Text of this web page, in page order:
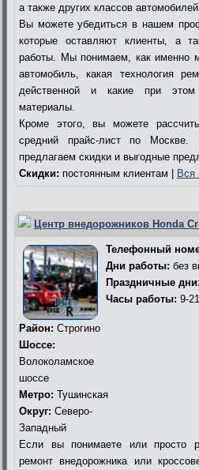
а также других классов автомобилей.
Вы можете убедиться в нашем
которые оставляют клиенты, а
работы. Мы понимаем, как именно
автомобиль, какая технология
действенной и какие при этом
материалы.
Кроме этого, вы можете
средний прайс-лист по Москве.
предлагаем скидки и выгодные
Скидки: постоянным клиентам | Вся
Центр внедорожников Honda
Телефонный
Дни работы: без
Праздничные дни:
Часы работы: 9-
Район: Строгино
Шоссе:
Волоколамское
шоссе
Метро: Тушинская
Округ: Северо-
Западный
Если вы понимаете или просто
ремонт внедорожника или